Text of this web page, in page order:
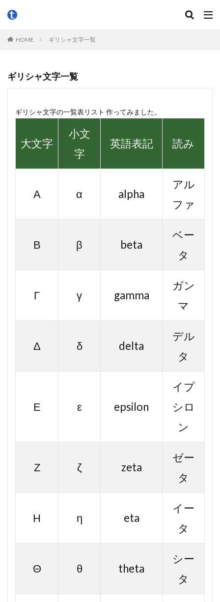
HOME ギリシャ文字一覧
ギリシャ文字一覧
ギリシャ文字の一覧表リスト 作ってみました。
大文字
小文
字
英語表記 読み
Α α alpha
アル
ファ
Β β beta
ベー
タ
Γ γ gamma
ガン
マ
Δ δ delta
デル
タ
Ε ε epsilon
イプ
シロ
ン
Ζ ζ zeta
ゼー
タ
Η η eta
イー
タ
Θ θ theta
シー
タ